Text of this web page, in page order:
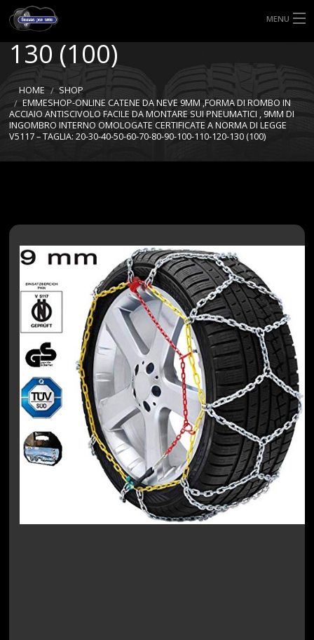
MENU
HOME
TIPI DI GOMME
MISURE GOMME
70-80-90-100-110-120-
130 (100)
HOME
SHOP
EMMESHOP-ONLINE CATENE DA NEVE 9MM ,FORMA DI ROMBO IN
ACCIAIO ANTISCIVOLO FACILE DA MONTARE SUI PNEUMATICI , 9MM DI
INGOMBRO INTERNO OMOLOGATE CERTIFICATE A NORMA DI LEGGE
V5117 – TAGLIA: 20-30-40-50-60-70-80-90-100-110-120-130 (100)